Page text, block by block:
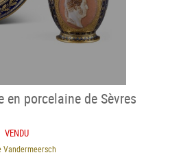
en porcelaine de Sèvres
VENDU
Vandermeersch